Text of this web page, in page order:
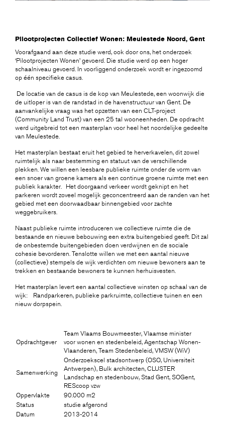
Pilootprojecten Collectief Wonen: Meulestede Noord, Gent
Voorafgaand aan deze studie werd, ook door ons, het onderzoek
‘Pilootprojecten Wonen’ gevoerd. Die studie werd op een hoger
schaalniveau gevoerd. In voorliggend onderzoek wordt er ingezoomd
op één specifieke casus.
De locatie van de casus is de kop van Meulestede, een woonwijk die
de uitloper is van de randstad in de havenstructuur van Gent. De
aanvankelijke vraag was het opzetten van een CLT-project
(Community Land Trust) van een 25 tal wooneenheden. De opdracht
werd uitgebreid tot een masterplan voor heel het noordelijke gedeelte
van Meulestede.
Het masterplan bestaat eruit het gebied te herverkavelen, dit zowel
ruimtelijk als naar bestemming en statuut van de verschillende
plekken. We willen een leesbare publieke ruimte onder de vorm van
een snoer van groene kamers als een continue groene ruimte met een
publiek karakter. Het doorgaand verkeer wordt geknipt en het
parkeren wordt zoveel mogelijk geconcentreerd aan de randen van het
gebied met een doorwaadbaar binnengebied voor zachte
weggebruikers.
Naast publieke ruimte introduceren we collectieve ruimte die de
bestaande en nieuwe bebouwing een extra buitengebied geeft. Dit zal
de onbestemde buitengebieden doen verdwijnen en de sociale
cohesie bevorderen. Tenslotte willen we met een aantal nieuwe
(collectieve) stempels de wijk verdichten om nieuwe bewoners aan te
trekken en bestaande bewoners te kunnen herhuisvesten.
Het masterplan levert een aantal collectieve winsten op schaal van de
wijk:
Randparkeren, publieke parkruimte, collectieve tuinen en een
nieuw dorpspein.
Opdrachtgever
Team Vlaams Bouwmeester, Vlaamse minister
voor wonen en stedenbeleid, Agentschap Wonen-
Vlaanderen, Team Stedenbeleid, VMSW (WiV)
Samenwerking
Onderzoekscel stadsontwerp (OSO, Universiteit
Antwerpen), Bulk architecten, CLUSTER
Landschap en stedenbouw, Stad Gent, SOGent,
REScoop vzw
Oppervlakte
90.000 m2
Status
studie afgerond
Datum
2013-2014